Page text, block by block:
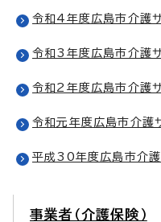
令和4年度広島市介護
令和3年度広島市介護
令和2年度広島市介護
令和元年度広島市介護
平成30年度広島市介
事業者（介護保険）